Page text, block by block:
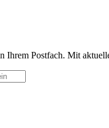
Postfach. Mit